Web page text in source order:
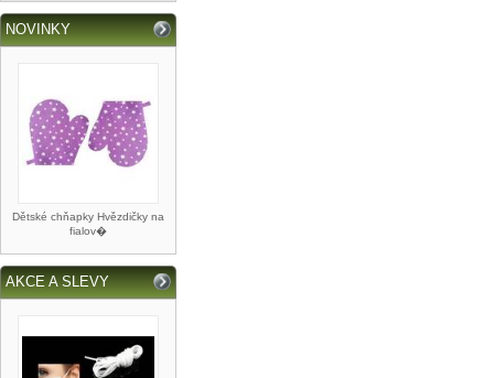
NOVINKY
Dětské chňapky Hvězdičky na
fialov�
AKCE A SLEVY